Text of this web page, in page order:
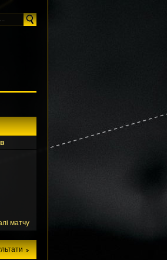
матчу